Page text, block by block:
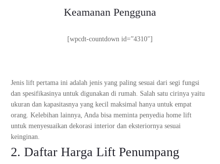
Keamanan Pengguna
[wpcdt-countdown id=”4310″]
Jenis lift pertama ini adalah jenis yang paling sesuai dari segi fungsi
dan spesifikasinya untuk digunakan di rumah. Salah satu cirinya yaitu
ukuran dan kapasitasnya yang kecil maksimal hanya untuk empat
orang. Kelebihan lainnya, Anda bisa meminta penyedia home lift
untuk menyesuaikan dekorasi interior dan eksteriornya sesuai
keinginan.
2. Daftar Harga Lift Penumpang